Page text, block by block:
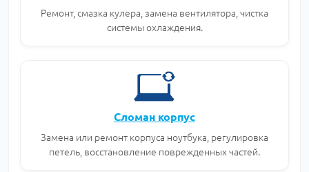
Ремонт, смазка кулера, замена вентилятора, чистка
системы охлаждения.
Сломан корпус
Замена или ремонт корпуса ноутбука, регулировка
петель, восстановление поврежденных частей.